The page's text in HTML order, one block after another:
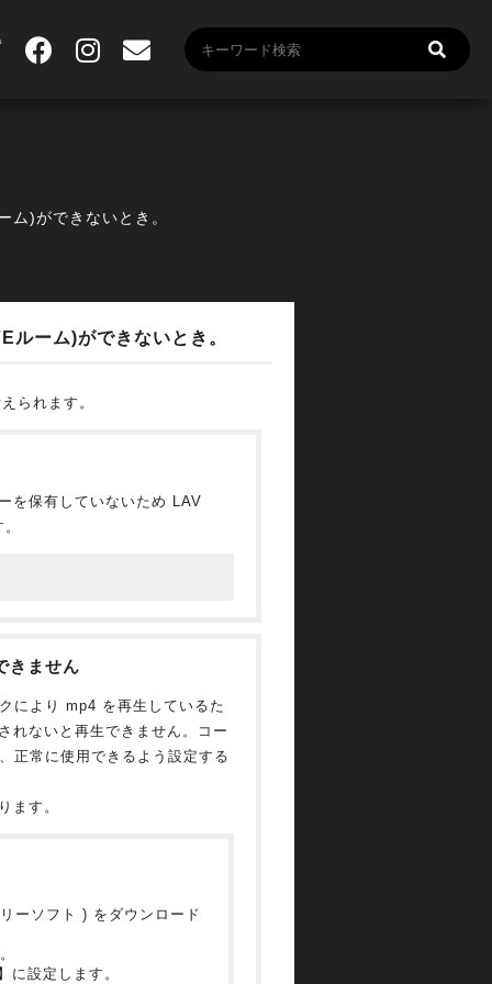
)ができないとき。
ーム)ができないとき。
られます。
を保有していないため LAV
きません
により mp4 を再生しているた
れないと再生できません。コー
正常に使用できるよう設定する
ます。
ーソフト ) をダウンロード
設定します。